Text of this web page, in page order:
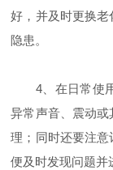
好，并及时更换
隐患。
4、在日常使用
异常声音、震动
理；同时还要注意
便及时发现问题并